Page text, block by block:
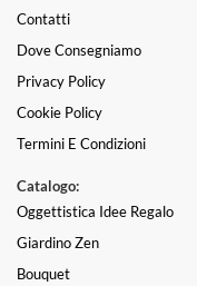
Contatti
Dove Consegniamo
Privacy Policy
Cookie Policy
Termini E Condizioni
Catalogo:
Oggettistica Idee Regalo
Giardino Zen
Bouquet